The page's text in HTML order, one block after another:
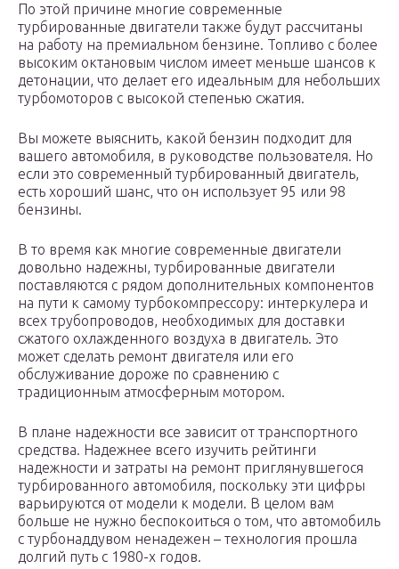
По этой причине многие современные
турбированные двигатели также будут рассчитаны
на работу на премиальном бензине. Топливо с более
высоким октановым числом имеет меньше шансов к
детонации, что делает его идеальным для небольших
турбомоторов с высокой степенью сжатия.
Вы можете выяснить, какой бензин подходит для
вашего автомобиля, в руководстве пользователя. Но
если это современный турбированный двигатель,
есть хороший шанс, что он использует 95 или 98
бензины.
В то время как многие современные двигатели
довольно надежны, турбированные двигатели
поставляются с рядом дополнительных компонентов
на пути к самому турбокомпрессору: интеркулера и
всех трубопроводов, необходимых для доставки
сжатого охлажденного воздуха в двигатель. Это
может сделать ремонт двигателя или его
обслуживание дороже по сравнению с
традиционным атмосферным мотором.
В плане надежности все зависит от транспортного
средства. Надежнее всего изучить рейтинги
надежности и затраты на ремонт приглянувшегося
турбированного автомобиля, поскольку эти цифры
варьируются от модели к модели. В целом вам
больше не нужно беспокоиться о том, что автомобиль
с турбонаддувом ненадежен – технология прошла
долгий путь с 1980-х годов.